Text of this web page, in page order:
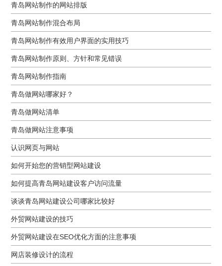
青岛网站制作的网站排版
青岛网站制作混合布局
青岛网站制作有效用户界面的实用技巧
青岛网站制作原则、方针和常见错误
青岛网站制作指南
青岛做网站哪家好？
青岛做网站清单
青岛做网站注意事项
认识网页与网站
如何开始您的营销型网站建设
如何提高青岛网站建设客户访问流量
谈谈青岛网站建设公司哪家比较好
外贸网站建设的技巧
外贸网站建设在SEO优化方面的注意事项
网店装修设计的流程